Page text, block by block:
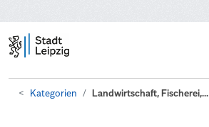
Kategorien Landwirtschaft, Fischerei,...